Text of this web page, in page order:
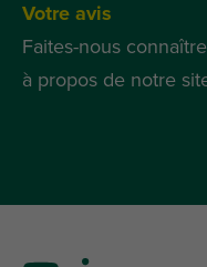
Votre avis
Faites-nous connaître
à propos de notre